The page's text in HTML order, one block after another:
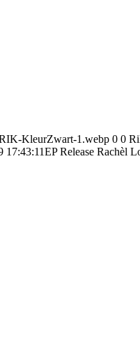
KleurZwart-1.webp 0 0
17:43:11EP Release Rachèl